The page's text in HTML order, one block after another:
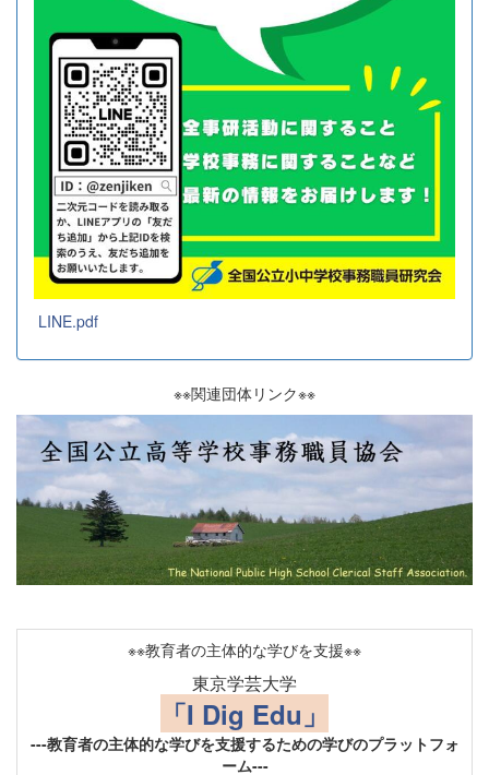
LINE.pdf
※※関連団体リンク※※
※※教育者の主体的な学びを支援※※
東京学芸大学
「I Dig Edu」
---教育者の主体的な学びを支援するための学びのプラットフォ
ーム---